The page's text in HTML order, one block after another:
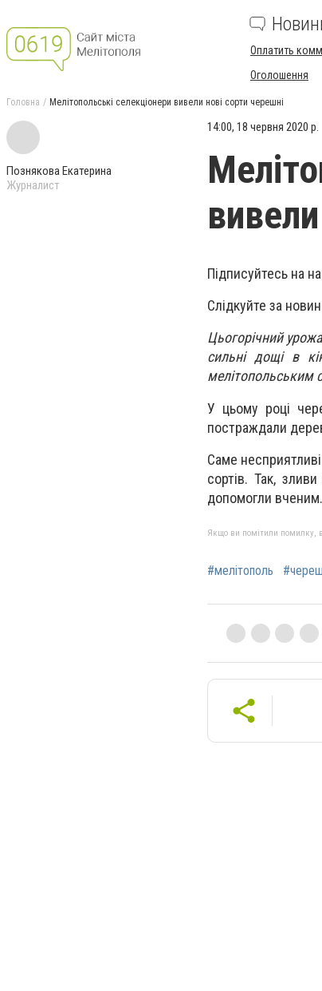
Оплатить
Оголошення
Головна Мелітопольські селекціонери вивели нові сорти черешні
Познякова Екатерина
Журналист
14:00, 18 червня 2020 р.
Підписуйтесь на
Слідкуйте за
Цьогорічний
сильні дощі в
мелітопольським
У цьому році
постраждали
Саме
сортів. Так,
допомогли вченим.
Якщо ви помітили помилку,
#мелітополь